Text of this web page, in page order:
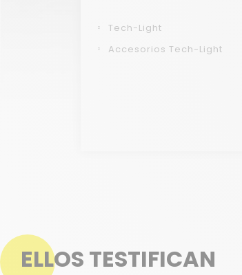
Tech-Light
Accesorios Tech-Light
ELLOS TESTIFICAN